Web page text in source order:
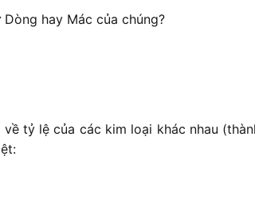
hay Mác của chúng?
tỷ lệ của các kim loại khác nhau